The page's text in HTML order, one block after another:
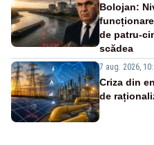
Bolojan:
de patru-
scădea
7 aug. 2026,
Criza din
de